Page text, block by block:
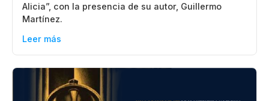
Alicia”, con la presencia de su autor, Guillermo
Martínez.
Leer más